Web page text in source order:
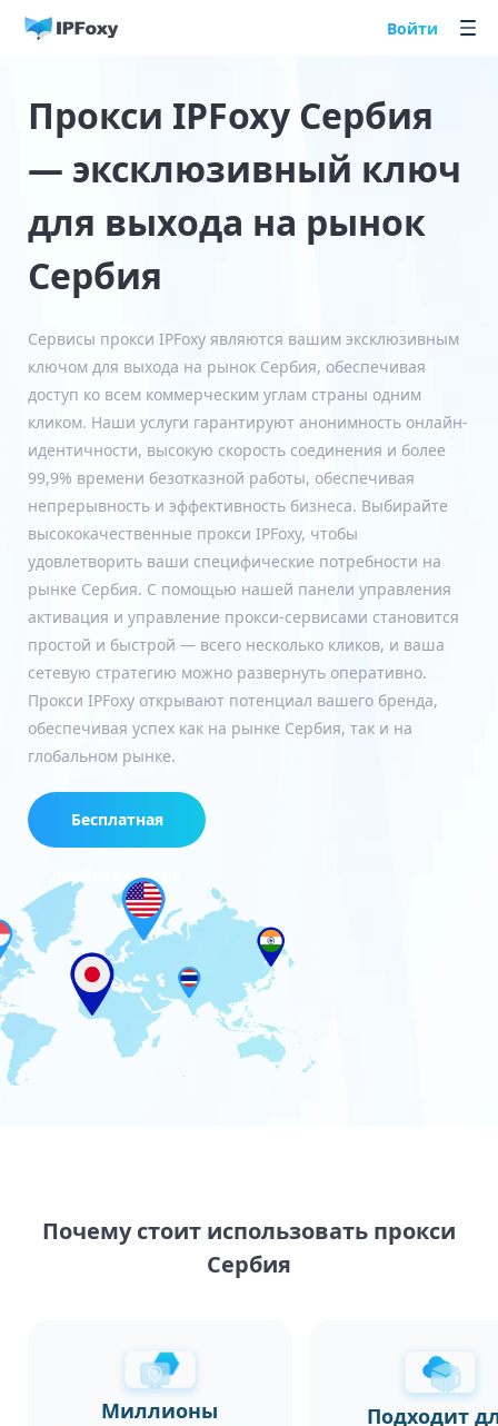
Войти
Прокси IPFoxy Сербия
— эксклюзивный ключ
для выхода на рынок
Сербия
Сервисы прокси IPFoxy являются вашим эксклюзивным
ключом для выхода на рынок Сербия, обеспечивая
доступ ко всем коммерческим углам страны одним
кликом. Наши услуги гарантируют анонимность онлайн-
идентичности, высокую скорость соединения и более
99,9% времени безотказной работы, обеспечивая
непрерывность и эффективность бизнеса. Выбирайте
высококачественные прокси IPFoxy, чтобы
удовлетворить ваши специфические потребности на
рынке Сербия. С помощью нашей панели управления
активация и управление прокси-сервисами становится
простой и быстрой — всего несколько кликов, и ваша
сетевую стратегию можно развернуть оперативно.
Прокси IPFoxy открывают потенциал вашего бренда,
обеспечивая успех как на рынке Сербия, так и на
глобальном рынке.
Бесплатная
пробная версия
Почему стоит использовать прокси
Сербия
Миллионы
Подходит